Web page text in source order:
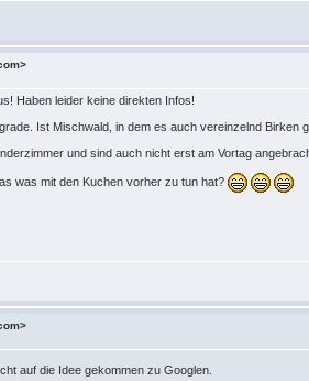
Haben leider keine direkten Infos!
Ist Mischwald, in dem es auch vereinzelnd Birken
und sind auch nicht erst am Vortag
was mit den Kuchen vorher zu tun hat?
auf die Idee gekommen zu Googlen.